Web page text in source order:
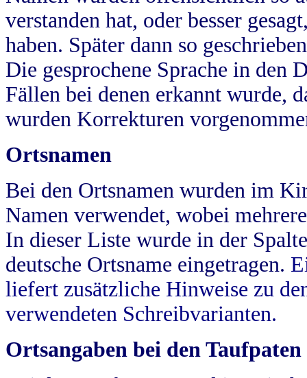
verstanden hat, oder besser
haben. Später dann so
Die gesprochene Sprache in
Fällen bei denen erkannt wurde,
wurden Korrekturen
Ortsnamen
Bei den Ortsnamen wurden im
Namen verwendet, wobei
In dieser Liste wurde in der
deutsche Ortsname eingetragen.
liefert zusätzliche Hinweise zu
verwendeten Schreibvarianten.
Ortsangaben bei den Taufpaten